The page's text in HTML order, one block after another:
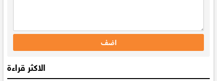
الاكثر قراءة